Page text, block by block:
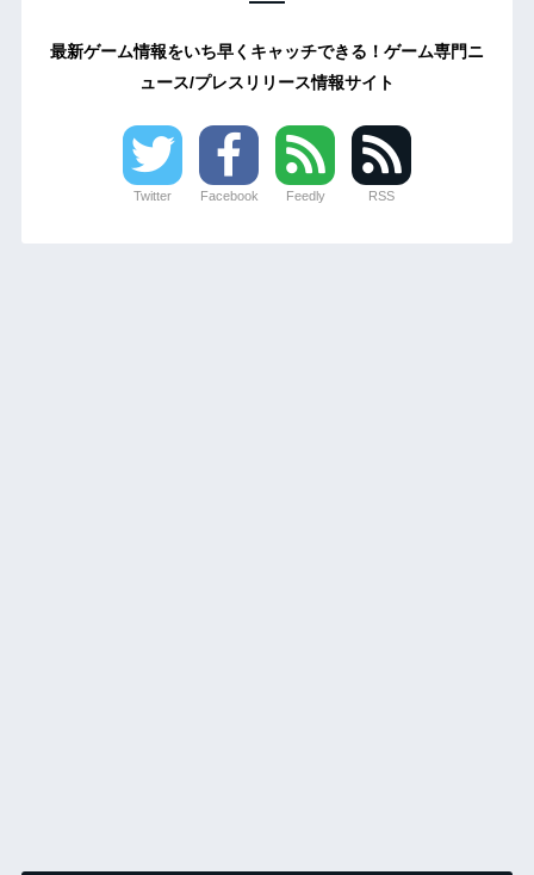
最新ゲーム情報をいち早くキャッチできる！ゲーム専門ニ
ュース/プレスリリース情報サイト
Twitter Facebook Feedly RSS